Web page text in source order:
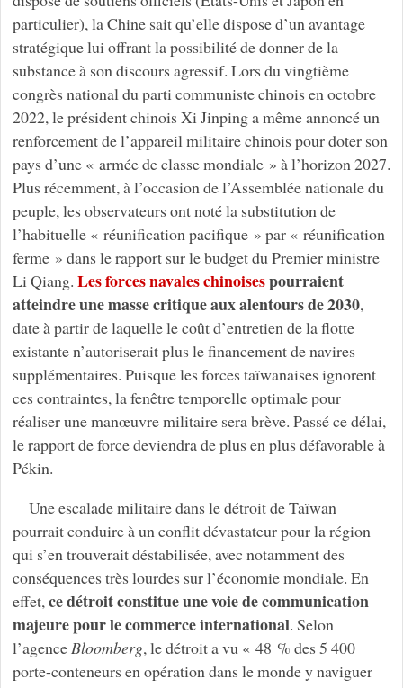
particulier), la Chine sait qu’elle dispose d’un avantage
stratégique lui offrant la possibilité de donner de la
substance à son discours agressif. Lors du vingtième
congrès national du parti communiste chinois en octobre
2022, le président chinois Xi Jinping a même annoncé un
renforcement de l’appareil militaire chinois pour doter son
pays d’une « armée de classe mondiale » à l’horizon 2027.
Plus récemment, à l’occasion de l’Assemblée nationale du
peuple, les observateurs ont noté la substitution de
l’habituelle « réunification pacifique » par « réunification
ferme » dans le rapport sur le budget du Premier ministre
Li Qiang. Les forces navales chinoisespourraient
atteindre une masse critique aux alentours de 2030,
date à partir de laquelle le coût d’entretien de la flotte
existante n’autoriserait plus le financement de navires
supplémentaires. Puisque les forces taïwanaises ignorent
ces contraintes, la fenêtre temporelle optimale pour
réaliser une manœuvre militaire sera brève. Passé ce délai,
le rapport de force deviendra de plus en plus défavorable à
Pékin.
Une escalade militaire dans le détroit de Taïwan
pourrait conduire à un conflit dévastateur pour la région
qui s’en trouverait déstabilisée, avec notamment des
conséquences très lourdes sur l’économie mondiale. En
effet,ce détroit constitue une voie de communication
majeure pour le commerce international. Selon
l’agenceBloomberg, le détroit a vu « 48 % des 5 400
porte-conteneurs en opération dans le monde y naviguer